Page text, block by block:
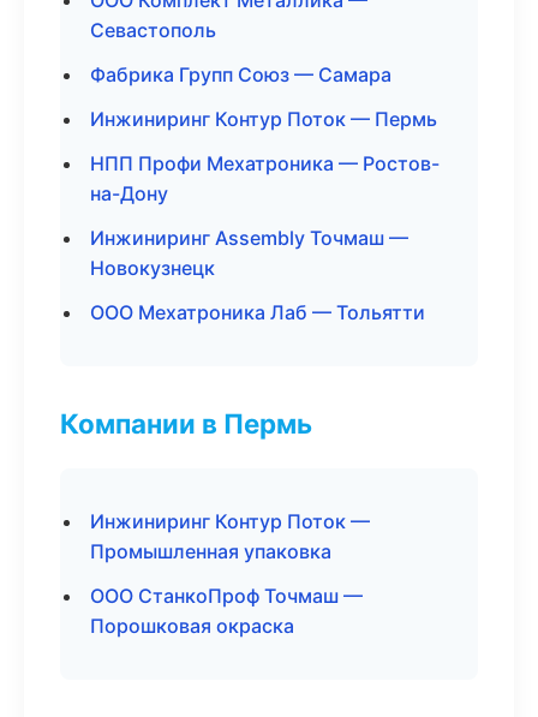
Севастополь
Фабрика Групп Союз — Самара
Инжиниринг Контур Поток — Пермь
НПП Профи Мехатроника — Ростов-
на-Дону
Инжиниринг Assembly Точмаш —
Новокузнецк
ООО Мехатроника Лаб — Тольятти
Компании в Пермь
Инжиниринг Контур Поток —
Промышленная упаковка
ООО СтанкоПроф Точмаш —
Порошковая окраска